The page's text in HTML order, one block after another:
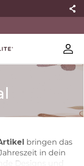
bringen das
in dein
Designs und